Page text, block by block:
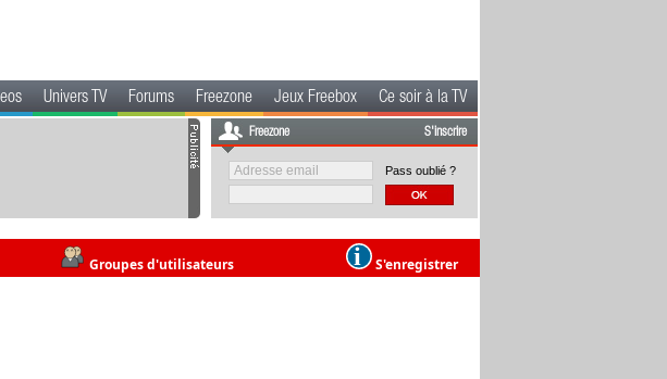
Univers TV Forums Freezone Jeux Freebox Ce soir à la TV
Freezone S'inscrire
Pass oublié ?
Groupes d'utilisateurs S'enregistrer